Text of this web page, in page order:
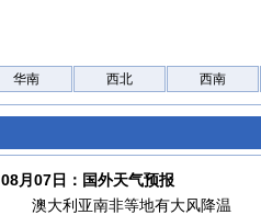
华南 西北 西南
08月07日：国外天气预报
澳大利亚南非等地有大风降温